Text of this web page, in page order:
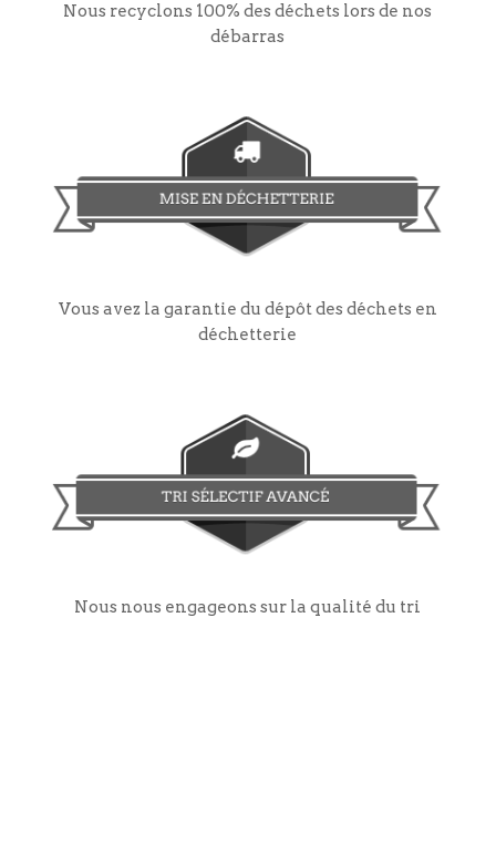
Nous recyclons 100% des déchets lors de nos
débarras
Vous avez la garantie du dépôt des déchets en
déchetterie
Nous nous engageons sur la qualité du tri